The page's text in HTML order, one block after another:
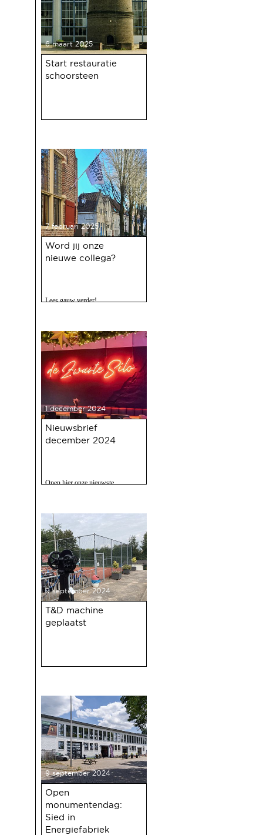
6 maart 2025
Start restauratie
schoorsteen
7 februari 2025
Word jij onze
nieuwe collega?
Lees gauw verder!
1 december 2024
Nieuwsbrief
december 2024
Open hier onze nieuwste
12 december a.s.
9 september 2024
T&D machine
geplaatst
9 september 2024
Open
monumentendag:
Sied in
Energiefabriek